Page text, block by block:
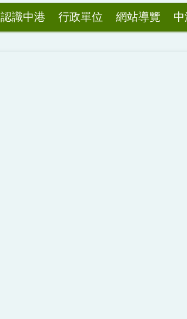
認識中港 行政單位 網站導覽